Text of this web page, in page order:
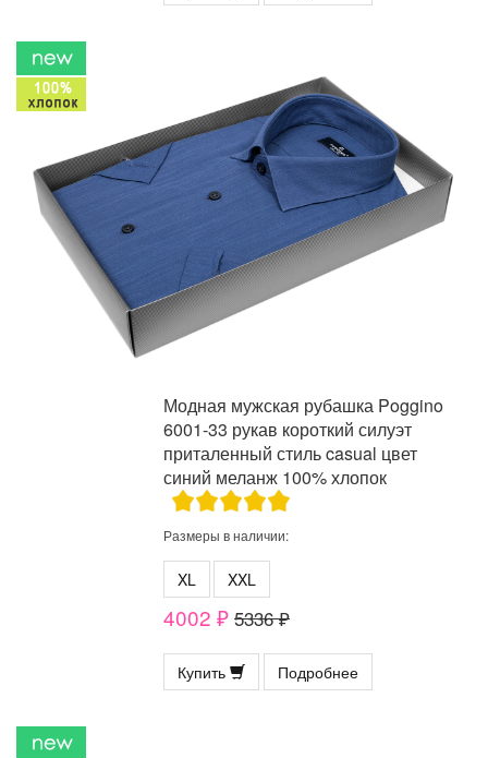
Модная мужская рубашка Poggino
6001-33 рукав короткий силуэт
приталенный стиль casual цвет
синий меланж 100% хлопок
Размеры в наличии:
XL XXL
4002 ₽ 5336 ₽
Купить Подробнее